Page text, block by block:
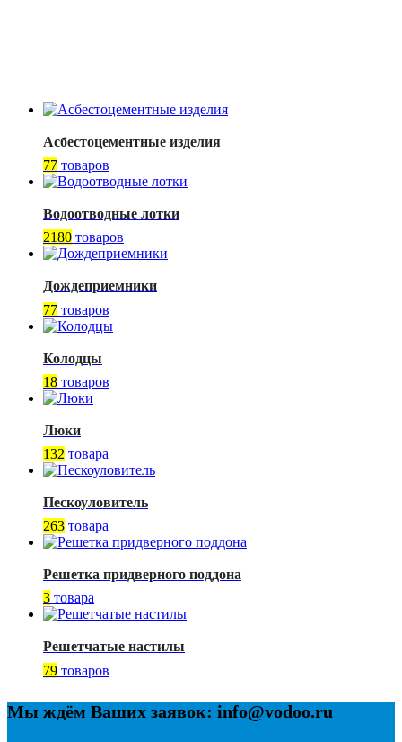
Асбестоцементные изделия
77 товаров
Водоотводные лотки
2180 товаров
Дождеприемники
77 товаров
Колодцы
18 товаров
Люки
132 товара
Пескоуловитель
263 товара
Решетка придверного поддона
3 товара
Решетчатые настилы
79 товаров
Мы ждём Ваших заявок: info@vodoo.ru